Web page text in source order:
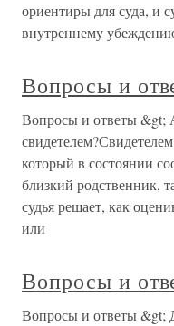
ориентиры для суда, и
внутреннему
Вопросы и
Вопросы и ответы &gt;
который в состоянии
близкий родственник,
судья решает, как
или
Вопросы и
Вопросы и ответы &gt;